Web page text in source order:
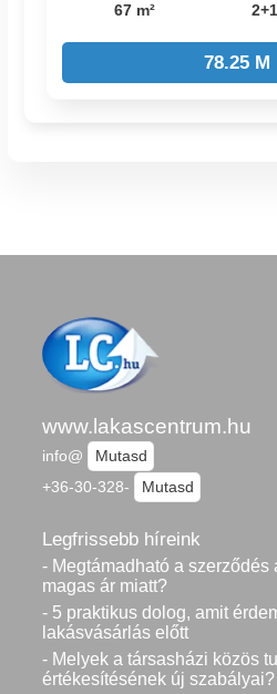
67 m² 2+1
78.25 M
www.lakascentrum.hu
info@
Mutasd
+36-30-328-
Mutasd
Legfrissebb híreink
- Megtámadható a szerződés
magas ár miatt?
- 5 praktikus dolog, amit
lakásvásárlás előtt
- Melyek a társasházi közös
értékesítésének új szabályai?